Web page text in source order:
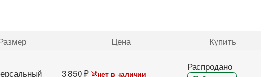
Цена Купить
3 850 нет в наличии
Распродано